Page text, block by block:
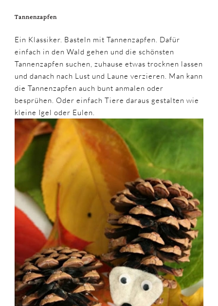
Tannenzapfen
Ein Klassiker. Basteln mit Tannenzapfen. Dafür
einfach in den Wald gehen und die schönsten
Tannenzapfen suchen, zuhause etwas trocknen lassen
und danach nach Lust und Laune verzieren. Man kann
die Tannenzapfen auch bunt anmalen oder
besprühen. Oder einfach Tiere daraus gestalten wie
kleine Igel oder Eulen.